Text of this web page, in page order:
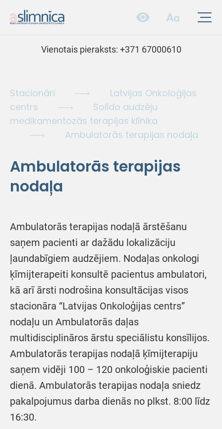
Vienotais pieraksts: +371 67000610
Stacionāri
Latvijas Onkoloģijas
centrs
Solīdo audzēju
medikamentozās terapijas klīnika
Ambulatorās terapijas nodaļa
Ambulatorās terapijas
nodaļa
Ambulatorās terapijas nodaļā ārstēšanu
saņem pacienti ar dažādu lokalizāciju
ļaundabīgiem audzējiem. Nodaļas onkologi
ķīmijterapeiti konsultē pacientus ambulatori,
kā arī ārsti nodrošina konsultācijas visos
stacionāra “Latvijas Onkoloģijas centrs”
nodaļu un Ambulatorās daļas
multidisciplināros ārstu speciālistu konsīlijos.
Ambulatorās terapijas nodaļā ķīmijterapiju
saņem vidēji 100 – 120 onkoloģiskie pacienti
dienā. Ambulatorās terapijas nodaļa sniedz
pakalpojumus darba dienās no plkst. 8:00 līdz
16:30.